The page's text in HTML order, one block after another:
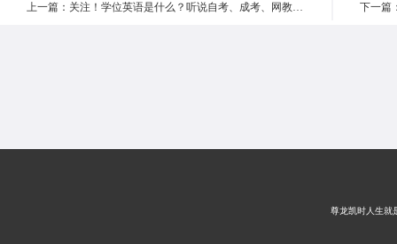
上一篇：关注！学位英语是什么？听说自考、成考、网教学位英语考得不一样？
尊龙凯时人生就